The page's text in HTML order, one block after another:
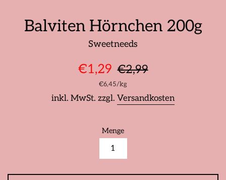
Balviten Hörnchen 200g
Sweetneeds
Sonderpreis
€1,29 Normaler
Preis
€2,99
Stückpreis
€6,45/pro
kg
inkl. MwSt. zzgl. Versandkosten
Menge